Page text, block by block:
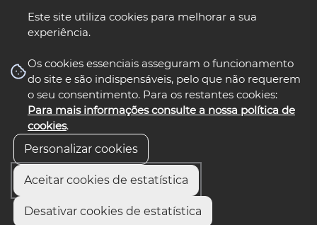
Este site utiliza cookies para melhorar a sua
experiência.
Os cookies essenciais asseguram o funcionamento
do site e são indispensáveis, pelo que não requerem
o seu consentimento. Para os restantes cookies:
Para mais informações consulte a nossa política de
cookies.
Personalizar cookies
Aceitar cookies de estatística
Desativar cookies de estatística
nos select language
Início
PROJETO DE QUALIFICAÇÃO URBANA DA ANTIGA EN 109